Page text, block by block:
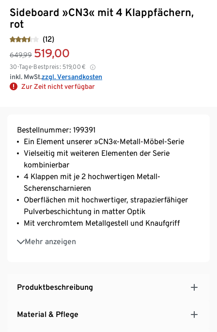
Sideboard »CN3« mit 4 Klappfächern,
rot
(12)
649,99 519,00
30-Tage-Bestpreis: 519,00 €
inkl. MwSt.zzgl. Versandkosten
Zur Zeit nicht verfügbar
Bestellnummer: 199391
Ein Element unserer »CN3«-Metall-Möbel-Serie
Vielseitig mit weiteren Elementen der Serie
kombinierbar
4 Klappen mit je 2 hochwertigen Metall-
Scherenscharnieren
Oberflächen mit hochwertiger, strapazierfähiger
Pulverbeschichtung in matter Optik
Mit verchromtem Metallgestell und Knaufgriff
Mehr anzeigen
Inkl. höhenverstellbarer Kunststofffüße – fester
Stand auch auf unebenen Flächen
Produktbeschreibung
Material & Pflege